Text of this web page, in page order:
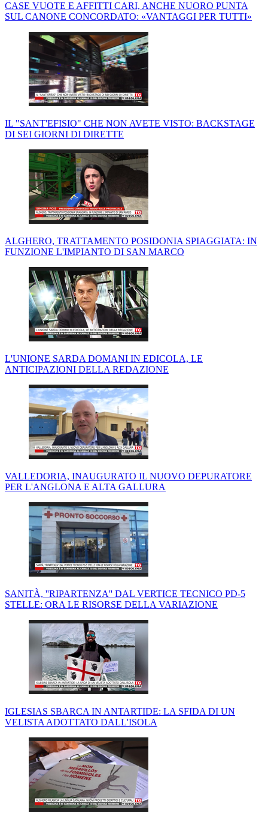
CASE VUOTE E AFFITTI CARI, ANCHE NUORO PUNTA
SUL CANONE CONCORDATO: «VANTAGGI PER TUTTI»
IL "SANT'EFISIO" CHE NON AVETE VISTO: BACKSTAGE
DI SEI GIORNI DI DIRETTE
ALGHERO, TRATTAMENTO POSIDONIA SPIAGGIATA: IN
FUNZIONE L'IMPIANTO DI SAN MARCO
L'UNIONE SARDA DOMANI IN EDICOLA, LE
ANTICIPAZIONI DELLA REDAZIONE
VALLEDORIA, INAUGURATO IL NUOVO DEPURATORE
PER L'ANGLONA E ALTA GALLURA
SANITÀ, ''RIPARTENZA'' DAL VERTICE TECNICO PD-5
STELLE: ORA LE RISORSE DELLA VARIAZIONE
IGLESIAS SBARCA IN ANTARTIDE: LA SFIDA DI UN
VELISTA ADOTTATO DALL'ISOLA